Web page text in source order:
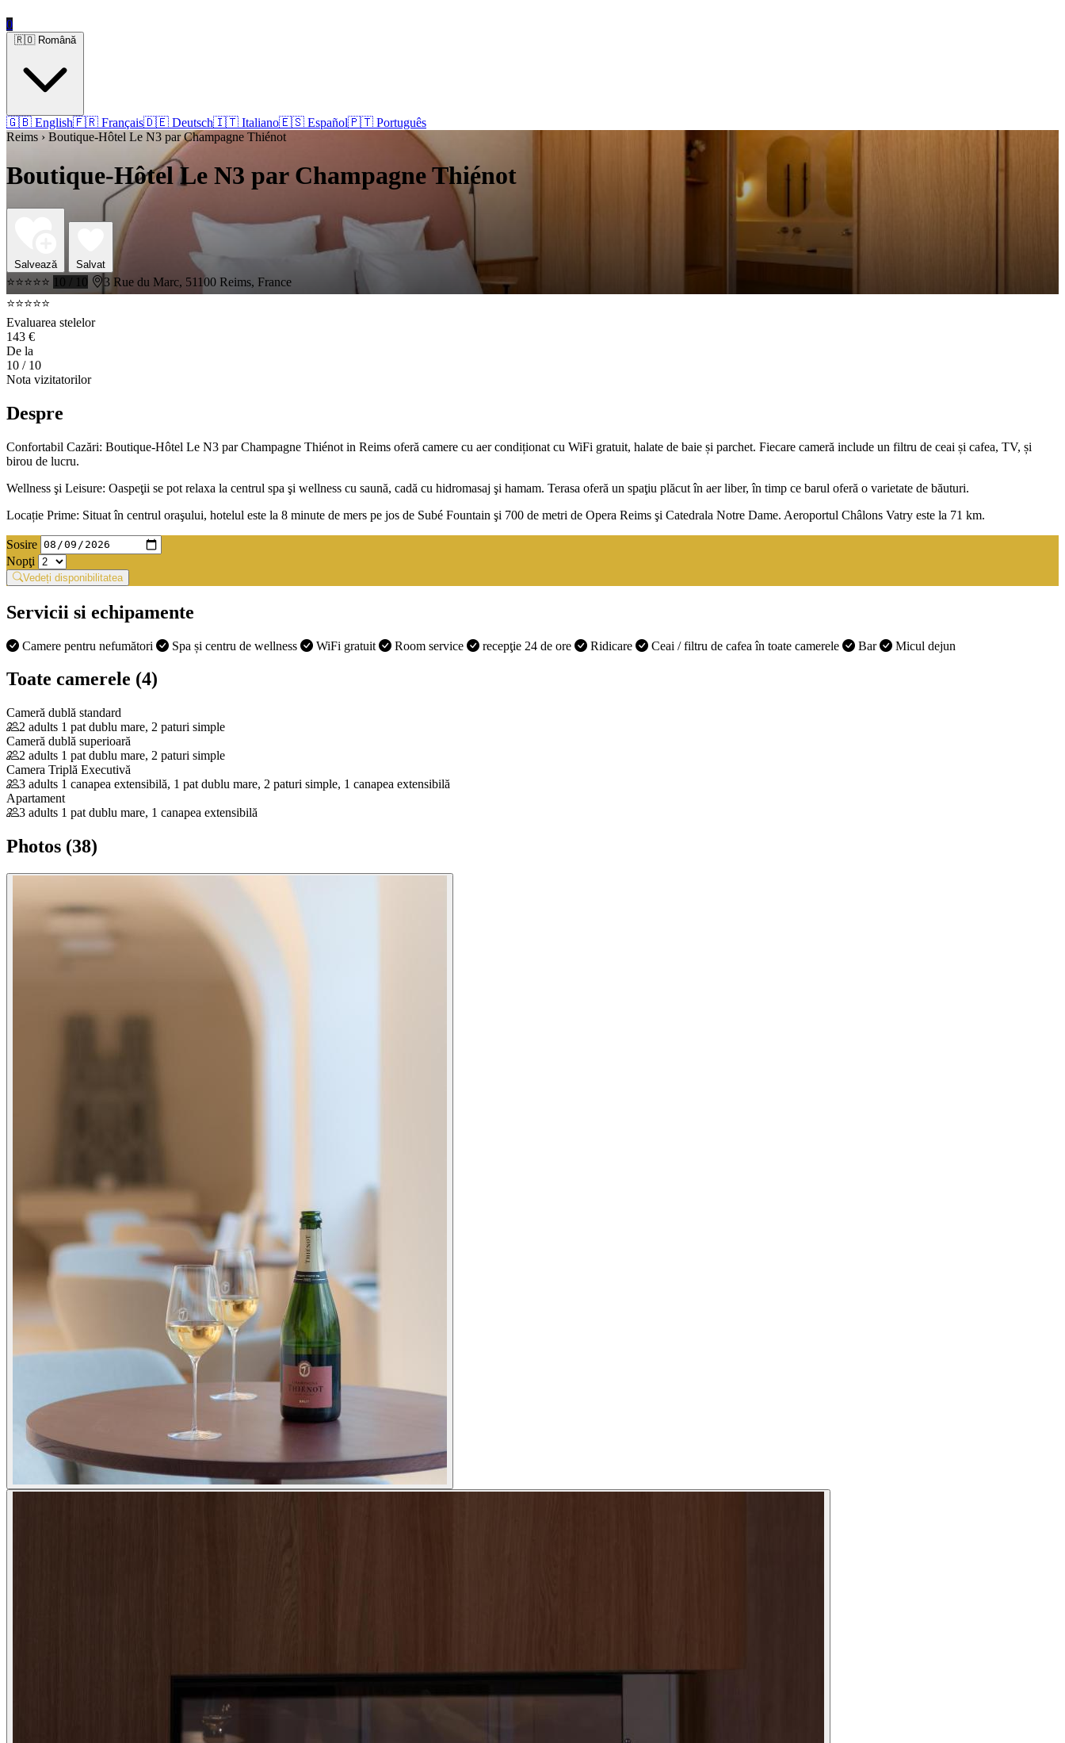
0
🇷🇴 Română
🇬🇧 English🇫🇷 Français🇩🇪 Deutsch🇮🇹 Italiano🇪🇸 Español🇵🇹 Português
Reims › Boutique-Hôtel Le N3 par Champagne Thiénot
Boutique-Hôtel Le N3 par Champagne Thiénot
Salvează Salvat
⭐⭐⭐⭐⭐ 10 / 10
3 Rue du Marc, 51100 Reims, France
⭐⭐⭐⭐⭐
Evaluarea stelelor
143 €
De la
10 / 10
Nota vizitatorilor
Despre
Confortabil Cazări: Boutique-Hôtel Le N3 par Champagne Thiénot in Reims oferă camere cu aer condiționat cu WiFi gratuit, halate de baie și parchet. Fiecare cameră include un filtru de ceai și cafea, TV, și
birou de lucru.
Wellness şi Leisure: Oaspeţii se pot relaxa la centrul spa şi wellness cu saună, cadă cu hidromasaj şi hamam. Terasa oferă un spaţiu plăcut în aer liber, în timp ce barul oferă o varietate de băuturi.
Locație Prime: Situat în centrul oraşului, hotelul este la 8 minute de mers pe jos de Subé Fountain şi 700 de metri de Opera Reims şi Catedrala Notre Dame. Aeroportul Châlons Vatry este la 71 km.
Sosire
Nopţi
Vedeți disponibilitatea
Servicii si echipamente
Camere pentru nefumători Spa și centru de wellness WiFi gratuit Room service recepţie 24 de ore Ridicare Ceai / filtru de cafea în toate camerele Bar Micul dejun
Toate camerele (4)
Cameră dublă standard
2 adults 1 pat dublu mare, 2 paturi simple
Cameră dublă superioară
2 adults 1 pat dublu mare, 2 paturi simple
Camera Triplă Executivă
3 adults 1 canapea extensibilă, 1 pat dublu mare, 2 paturi simple, 1 canapea extensibilă
Apartament
3 adults 1 pat dublu mare, 1 canapea extensibilă
Photos (38)